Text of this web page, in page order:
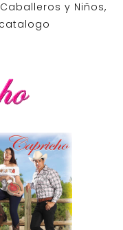
y Niños,